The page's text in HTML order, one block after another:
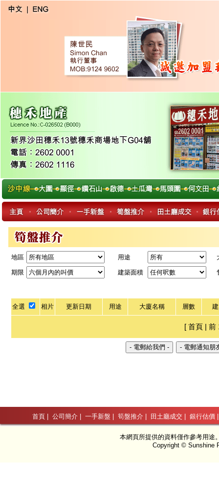
地區 用途
期限 建築面積
全選 相片 更新日期 用途 大廈名稱 層數
[ 首頁 | 前
首頁| 公司簡介| 一手新盤| 筍盤推介| 田土廳成交 銀行估價
本網頁所提供的資料僅作參考用途
Copyright © Sunshine